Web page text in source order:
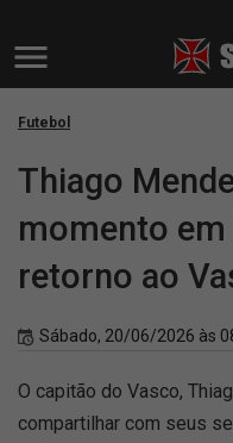
Futebol
Thiago
momento em
retorno ao
Sábado, 20/06/2026 às
O capitão do Vasco,
compartilhar com seus